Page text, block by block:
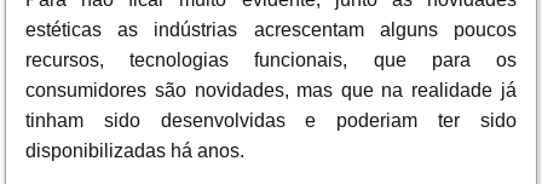
estéticas as indústrias acrescentam alguns poucos
recursos, tecnologias funcionais, que para os
consumidores são novidades, mas que na realidade já
tinham sido desenvolvidas e poderiam ter sido
disponibilizadas há anos.